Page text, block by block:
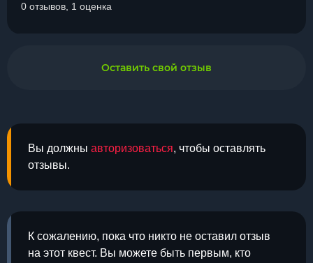
Вы должны авторизоваться, чтобы оставлять
отзывы.
К сожалению, пока что никто не оставил отзыв
на этот квест. Вы можете быть первым, кто
0 отзывов, 1 оценка
Оставить свой отзыв